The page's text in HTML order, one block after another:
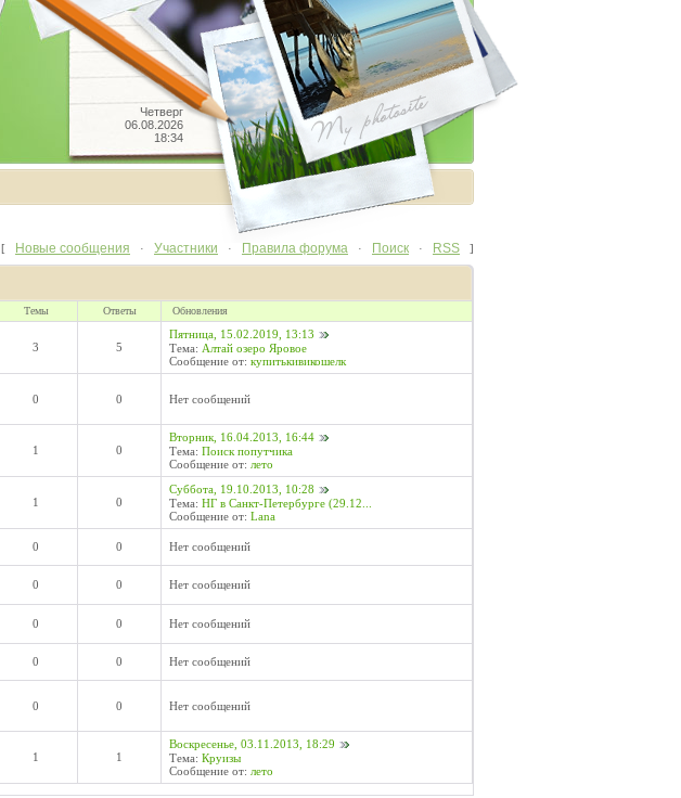
Четверг
06.08.2026
18:34
[ Новые сообщения · Участники · Правила форума · Поиск · RSS ]
Темы Ответы Обновления
3 5
Пятница, 15.02.2019, 13:13
Тема: Алтай озеро Яровое
Сообщение от: купитькивикошелк
0 0 Нет сообщений
1 0
Вторник, 16.04.2013, 16:44
Тема: Поиск попутчика
Сообщение от: лето
1 0
Суббота, 19.10.2013, 10:28
Тема: НГ в Санкт-Петербурге (29.12...
Сообщение от: Lana
0 0 Нет сообщений
0 0 Нет сообщений
0 0 Нет сообщений
0 0 Нет сообщений
0 0 Нет сообщений
1 1
Воскресенье, 03.11.2013, 18:29
Тема: Круизы
Сообщение от: лето